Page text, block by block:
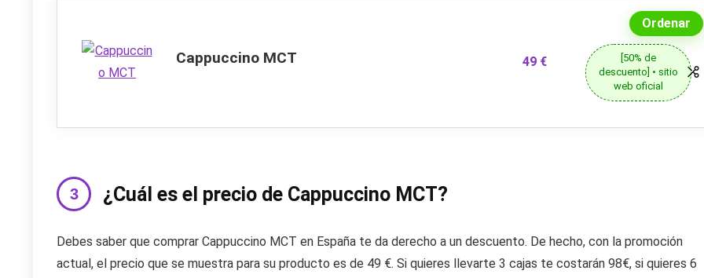
Cappuccino MCT 49 €
Ordenar
[50% de
descuento] • sitio
web oficial
¿Cuál es el precio de Cappuccino MCT?
Debes saber que comprar Cappuccino MCT en España te da derecho a un descuento. De hecho, con la promoción
actual, el precio que se muestra para su producto es de 49 €. Si quieres llevarte 3 cajas te costarán 98€, si quieres 6